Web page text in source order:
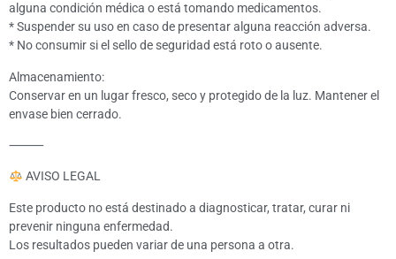
alguna condición médica o está tomando medicamentos.
* Suspender su uso en caso de presentar alguna reacción adversa.
* No consumir si el sello de seguridad está roto o ausente.
Almacenamiento:
Conservar en un lugar fresco, seco y protegido de la luz. Mantener el
envase bien cerrado.
⸻
AVISO LEGAL
Este producto no está destinado a diagnosticar, tratar, curar ni
prevenir ninguna enfermedad.
Los resultados pueden variar de una persona a otra.